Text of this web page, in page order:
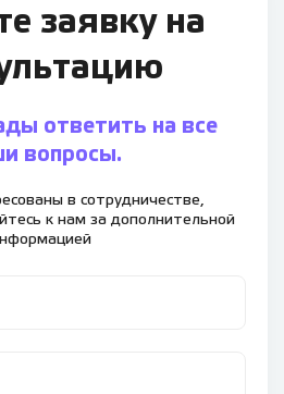
заявку на
ответить на все
вопросы.
в сотрудничестве,
к нам за дополнительной